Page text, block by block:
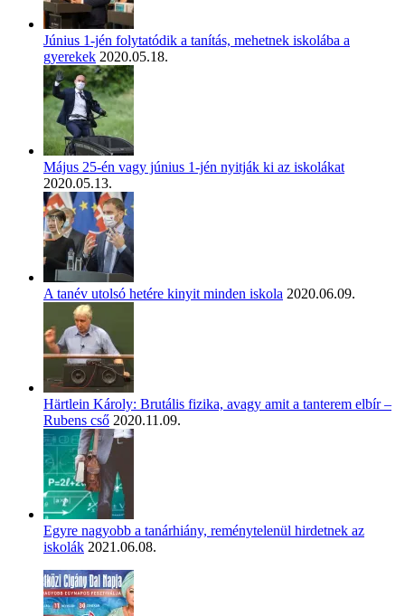
Június 1-jén folytatódik a tanítás, mehetnek iskolába a
gyerekek 2020.05.18.
Május 25-én vagy június 1-jén nyitják ki az iskolákat
2020.05.13.
A tanév utolsó hetére kinyit minden iskola 2020.06.09.
Härtlein Károly: Brutális fizika, avagy amit a tanterem elbír –
Rubens cső 2020.11.09.
Egyre nagyobb a tanárhiány, reménytelenül hirdetnek az
iskolák 2021.06.08.